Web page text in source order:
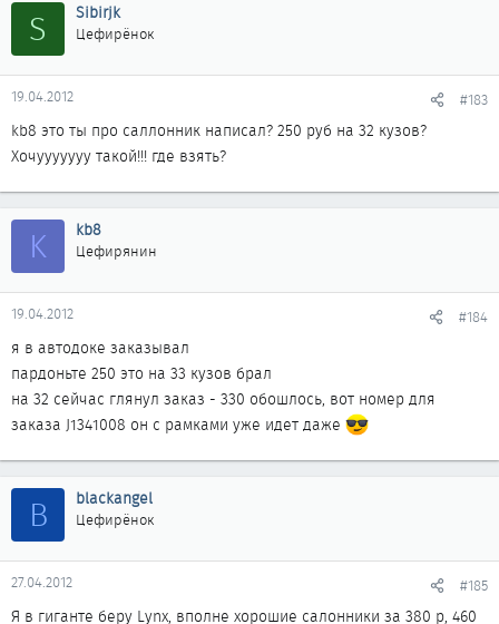
S Sibirjk
Цефирёнок
19.04.2012 #183
kb8 это ты про саллонник написал? 250 руб на 32 кузов?
Хочууууууу такой!!! где взять?
K kb8
Цефирянин
19.04.2012 #184
я в автодоке заказывал
пардоньте 250 это на 33 кузов брал
на 32 сейчас глянул заказ - 330 обошлось, вот номер для
заказа J1341008 он с рамками уже идет даже
B blackangel
Цефирёнок
27.04.2012 #185
Я в гиганте беру Lynx, вполне хорошие салонники за 380 р, 460